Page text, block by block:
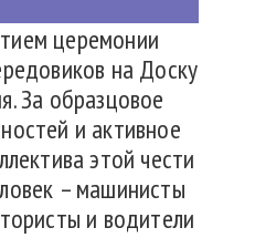
церемонии
на Доску
За образцовое
и активное
этой чести
– машинисты
и водители